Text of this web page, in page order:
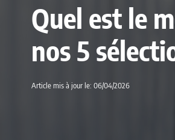
Quel est le
nos 5
Article mis à jour le: 06/04/2026